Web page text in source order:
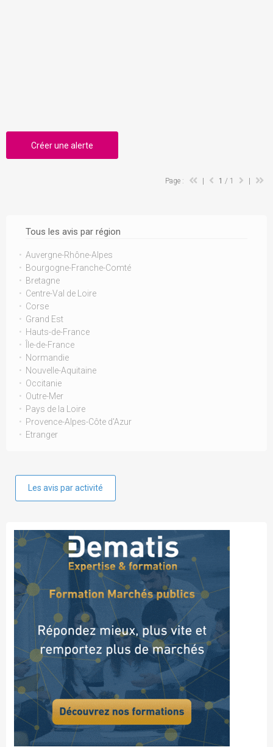
Tous les avis par région
Auvergne-Rhône-Alpes
Bourgogne-Franche-Comté
Bretagne
Centre-Val de Loire
Corse
Grand Est
Hauts-de-France
Île-de-France
Normandie
Nouvelle-Aquitaine
Occitanie
Outre-Mer
Pays de la Loire
Provence-Alpes-Côte d'Azur
Etranger
Les avis par activité
Créer une alerte
Page : 1 / 1